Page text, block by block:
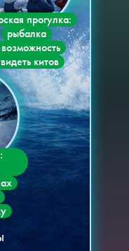
прогулка:
рыбалка
китов